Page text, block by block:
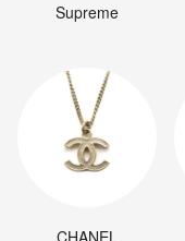
Supreme